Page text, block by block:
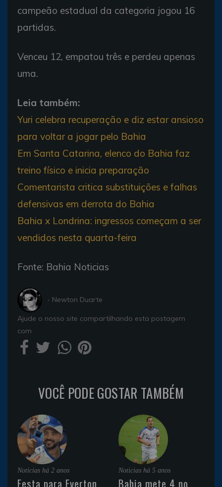
campeão estadual da categoria jogou 16
partidas.
Venceu 12, empatou três e perdeu apenas
uma.
Leia também:
Yuri celebra recuperação e diz estar ansioso
para voltar a jogar pelo Bahia
Em Santa Catarina, elenco do Bahia faz
treino físico e inicia preparação
Comentarista critica substituições e falhas
defensivas em derrota do Bahia
Bahia x Londrina: ingressos começam a ser
vendidos nesta quarta-feira
Fonte: Bahia Noticias
- Newton Duarte
Ajude o nosso site compartilhando esta postagem
com
VOCÊ PODE GOSTAR TAMBÉM
Noticias há 2 anos
Festa para Everton
Noticias há 5 anos
Bahia mete 4 no